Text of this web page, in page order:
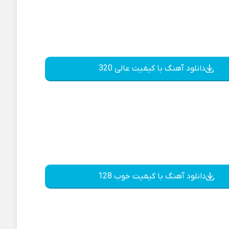
دانلود آهنگ با کیفیت عالی 320
دانلود آهنگ با کیفیت خوب 128